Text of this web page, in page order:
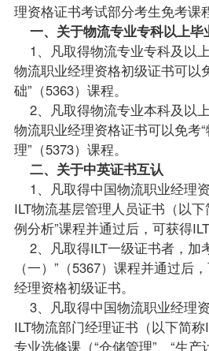
理资格证书考试部分考生免考课
一、关于物流专业专科以上毕
1、凡取得物流专业专科及以
物流职业经理资格初级证书可以
础”（5363）课程。
2、凡取得物流专业本科及以
物流职业经理资格证书可以免考
理”（5373）课程。
二、关于中英证书互认
1、凡取得中国物流职业经理
ILT物流基层管理人员证书（以
例分析”课程并通过后，可获得ILT
2、凡取得ILT一级证书者，加
（一）”（5367）课程并通过后
经理资格初级证书。
3、凡取得中国物流职业经理
ILT物流部门经理证书（以下简
专业选修课（“仓储管理”、“生产